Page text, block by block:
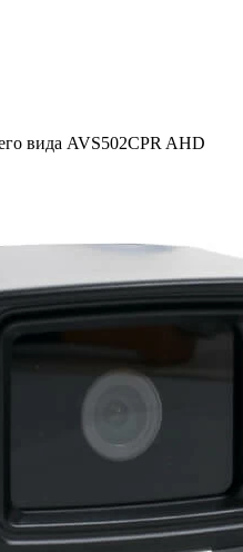
вида AVS502CPR AHD